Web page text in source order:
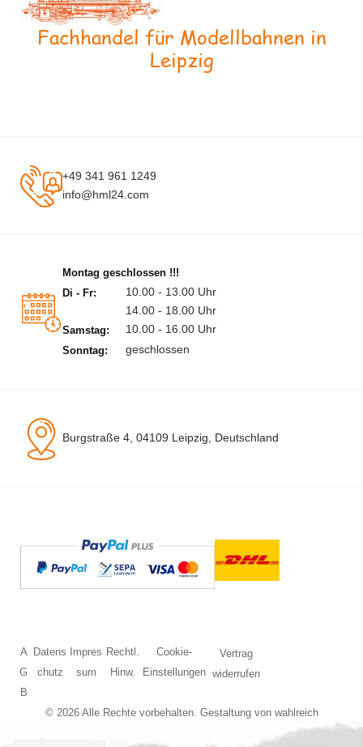
Fachhandel für Modellbahnen in
Leipzig
+49 341 961 1249
info@hml24.com
Montag geschlossen !!!
Di - Fr:
10.00 - 13.00 Uhr
14.00 - 18.00 Uhr
Samstag: 10.00 - 16.00 Uhr
Sonntag: geschlossen
Burgstraße 4, 04109 Leipzig, Deutschland
© 2026 Alle Rechte vorbehalten. Gestaltung von wahlreich
A
G
B
Datens
chutz
Impres
sum
Rechtl.
Hinw.
Cookie-
Einstellungen
Vertrag
widerrufen